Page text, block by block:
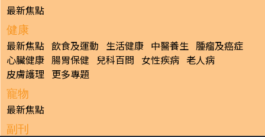
最新焦點
健康
最新焦點 飲食及運動 生活健康 中醫養生 腫瘤及癌症
心臟健康 腸胃保健 兒科百問 女性疾病 老人病
皮膚護理 更多專題
寵物
最新焦點
副刊